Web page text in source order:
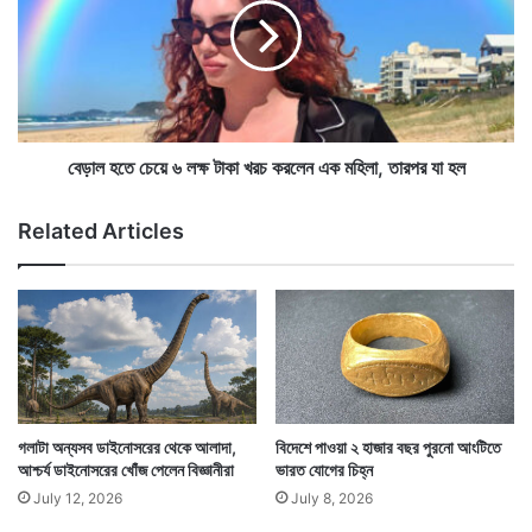
চিকিৎসার জন্য মুথু রাজাকে উড়িয়ে আনে নিজেদের দেশে। ঠিক
শ্রীলঙ্কাকে সেটি ফিরিয়ে দেওয়া হবে।
ড়ি
বা
ড়ি
লি
ক
রে
ন
এ
ই
ব্য
ক্তি
৬
ল
খ
র
চ
ক
র
লে
ন
এ
ক
ম
হি
বেড়াল হতে চেয়ে ৬ লক্ষ টাকা খরচ করলেন এক মহিলা, তারপর যা হল
Related Articles
গলাটা অন্যসব ডাইনোসরের থেকে আলাদা,
আশ্চর্য ডাইনোসরের খোঁজ পেলেন বিজ্ঞানীরা
July 12, 2026
বিদেশে পাওয়া ২ হাজার বছর পুরনো আংটিতে
ভারত যোগের চিহ্ন
July 8, 2026